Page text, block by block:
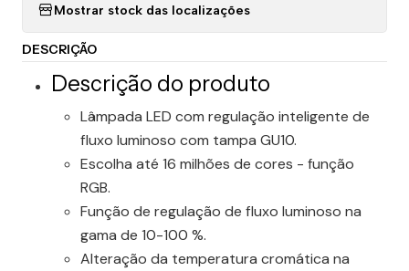
Mostrar stock das localizações
DESCRIÇÃO
Descrição do produto
Lâmpada LED com regulação inteligente de
fluxo luminoso com tampa GU10.
Escolha até 16 milhões de cores - função
RGB.
Função de regulação de fluxo luminoso na
gama de 10-100 %.
Alteração da temperatura cromática na